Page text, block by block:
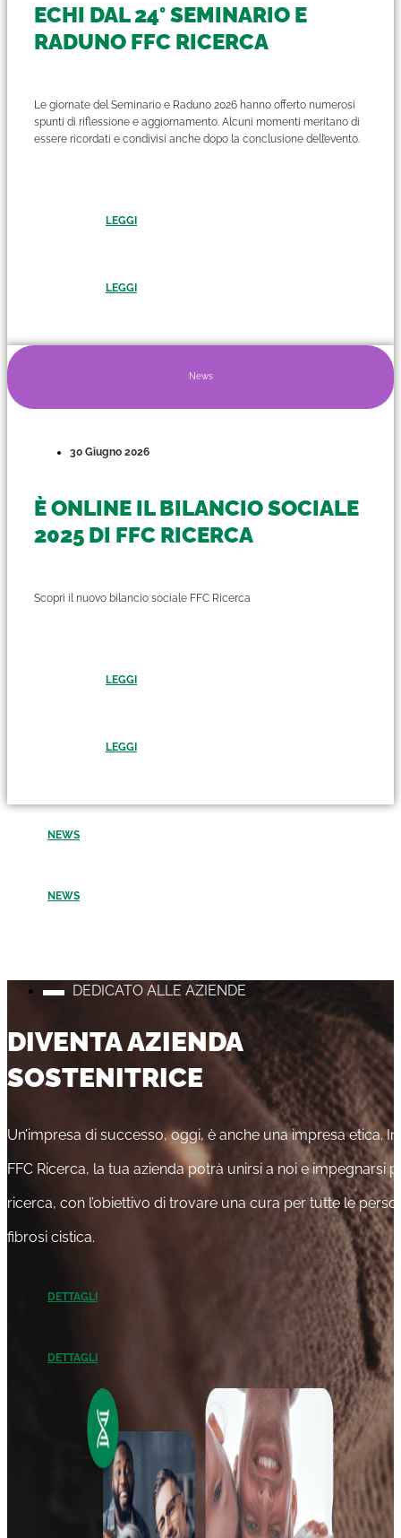
ECHI DAL 24° SEMINARIO E
RADUNO FFC RICERCA
Le giornate del Seminario e Raduno 2026 hanno offerto numerosi
spunti di riflessione e aggiornamento. Alcuni momenti meritano di
essere ricordati e condivisi anche dopo la conclusione dell’evento.
LEGGI
LEGGI
News
30 Giugno 2026
È ONLINE IL BILANCIO SOCIALE
2025 DI FFC RICERCA
Scopri il nuovo bilancio sociale FFC Ricerca
LEGGI
LEGGI
NEWS
NEWS
DEDICATO ALLE AZIENDE
DIVENTA AZIENDA
SOSTENITRICE
Un’impresa di successo, oggi, è anche una impresa etica.
FFC Ricerca, la tua azienda potrà unirsi a noi e impegnarsi
ricerca, con l’obiettivo di trovare una cura per tutte le
fibrosi cistica.
DETTAGLI
DETTAGLI